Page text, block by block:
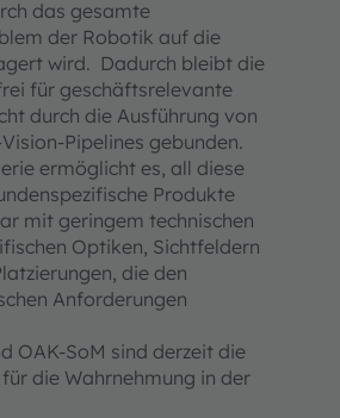
das gesamte
der Robotik auf die
wird. Dadurch bleibt die
für geschäftsrelevante
durch die Ausführung von
Pipelines gebunden.
ermöglicht es, all diese
Produkte
mit geringem technischen
Optiken, Sichtfeldern
die den
Anforderungen
OAK-SoM sind derzeit die
die Wahrnehmung in der